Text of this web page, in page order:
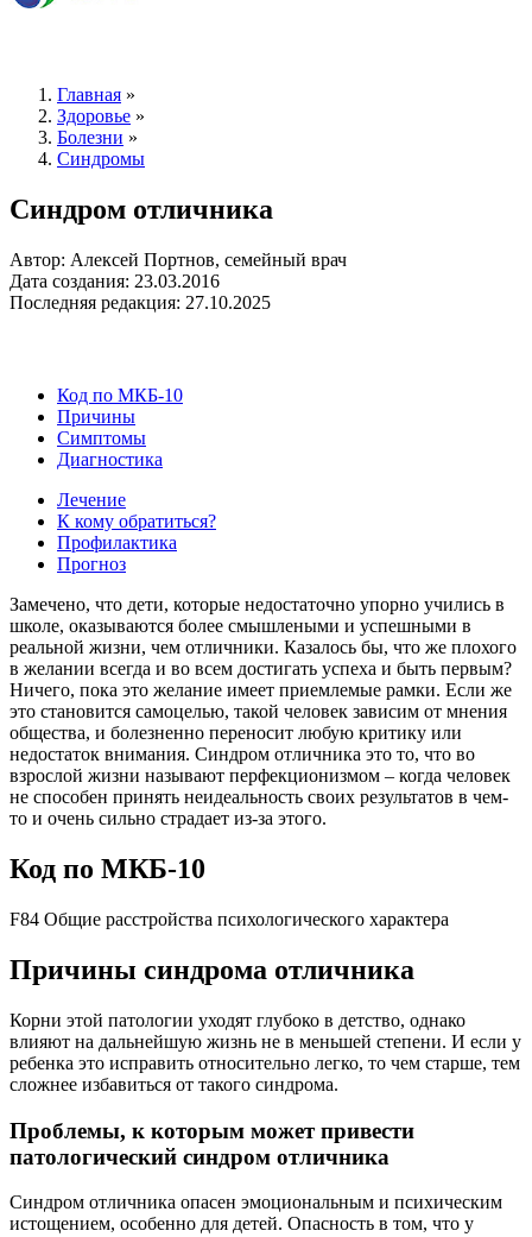
Главная »
Здоровье »
Болезни »
Синдромы
Синдром отличника
Автор: Алексей Портнов, семейный врач
Дата создания: 23.03.2016
Последняя редакция: 27.10.2025
Код по МКБ-10
Причины
Симптомы
Диагностика
Лечение
К кому обратиться?
Профилактика
Прогноз
Замечено, что дети, которые недостаточно упорно учились в
школе, оказываются более смышлеными и успешными в
реальной жизни, чем отличники. Казалось бы, что же плохого
в желании всегда и во всем достигать успеха и быть первым?
Ничего, пока это желание имеет приемлемые рамки. Если же
это становится самоцелью, такой человек зависим от мнения
общества, и болезненно переносит любую критику или
недостаток внимания. Синдром отличника это то, что во
взрослой жизни называют перфекционизмом – когда человек
не способен принять неидеальность своих результатов в чем-
то и очень сильно страдает из-за этого.
Код по МКБ-10
F84 Общие расстройства психологического характера
Причины синдрома отличника
Корни этой патологии уходят глубоко в детство, однако
влияют на дальнейшую жизнь не в меньшей степени. И если у
ребенка это исправить относительно легко, то чем старше, тем
сложнее избавиться от такого синдрома.
Проблемы, к которым может привести
патологический синдром отличника
Синдром отличника опасен эмоциональным и психическим
истощением, особенно для детей. Опасность в том, что у